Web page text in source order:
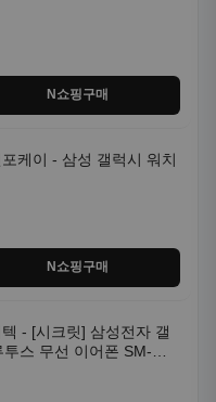
N쇼핑구매
케이 - 삼성 갤럭시 워치
N쇼핑구매
- [시크릿] 삼성전자 갤
스 무선 이어폰 SM-